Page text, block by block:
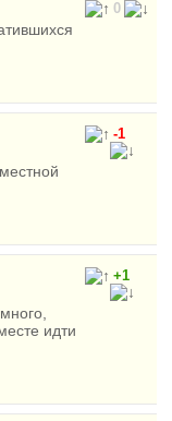
0
-1
идти
+1